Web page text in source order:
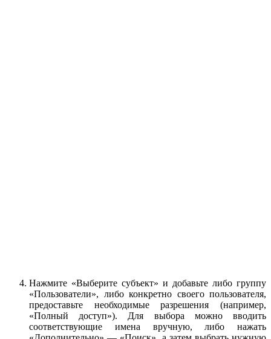
Нажмите «Выберите субъект» и добавьте либо группу
«Пользователи», либо конкретно своего пользователя,
предоставьте необходимые разрешения (например,
«Полный доступ»). Для выбора можно вводить
соответствующие имена вручную, либо нажать